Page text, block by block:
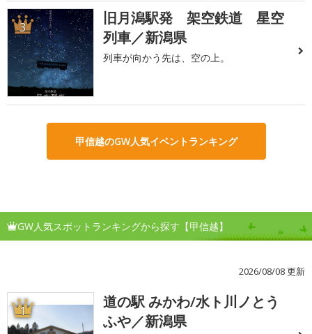
3
旧月潟駅発 架空鉄道 星空
列車／新潟県
列車が向かう先は、空の上。
甲信越のGW人気イベントランキング
GW人気スポットランキングから探す【甲信越】
2026/08/08 更新
1
道の駅 みかわ/水ト川ノとう
ふや／新潟県